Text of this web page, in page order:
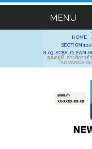
HOME
SECTION
B-03-SCBA-CLEAN-
คุณอยู่ที่: ค่าบริการด้
ADVANCE